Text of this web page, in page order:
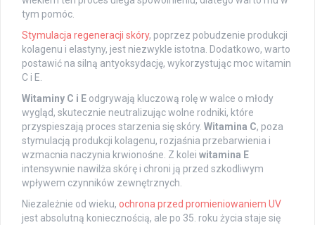
tym pomóc.
Stymulacja regeneracji skóry, poprzez pobudzenie produkcji
kolagenu i elastyny, jest niezwykle istotna. Dodatkowo, warto
postawić na silną antyoksydację, wykorzystując moc witamin
C i E.
Witaminy C i E odgrywają kluczową rolę w walce o młody
wygląd, skutecznie neutralizując wolne rodniki, które
przyspieszają proces starzenia się skóry. Witamina C, poza
stymulacją produkcji kolagenu, rozjaśnia przebarwienia i
wzmacnia naczynia krwionośne. Z kolei witamina E
intensywnie nawilża skórę i chroni ją przed szkodliwym
wpływem czynników zewnętrznych.
Niezależnie od wieku, ochrona przed promieniowaniem UV
jest absolutną koniecznością, ale po 35. roku życia staje się